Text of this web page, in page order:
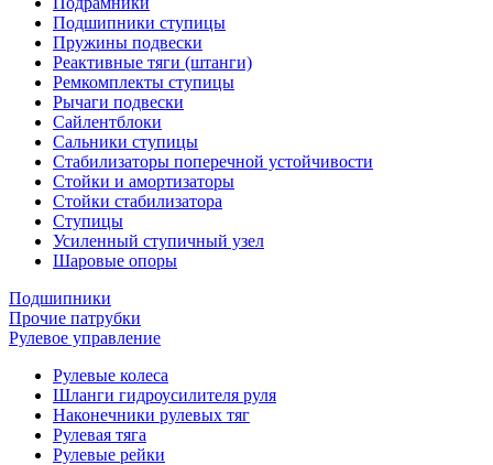
Подшипники ступицы
Пружины подвески
Реактивные тяги (штанги)
Ремкомплекты ступицы
Рычаги подвески
Сайлентблоки
Сальники ступицы
Стабилизаторы поперечной устойчивости
Стойки и амортизаторы
Стойки стабилизатора
Ступицы
Усиленный ступичный узел
Шаровые опоры
Подшипники
Прочие патрубки
Рулевое управление
Рулевые колеса
Шланги гидроусилителя руля
Наконечники рулевых тяг
Рулевая тяга
Рулевые рейки